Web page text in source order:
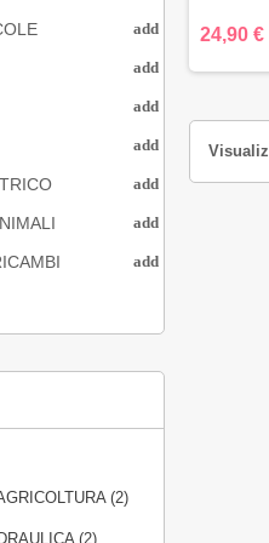
add
add
add
add
add
add
add
(2)
(2)
in Italy
con
da metalli
esterno
24,90 €